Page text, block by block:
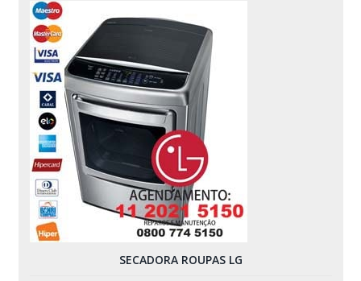
SECADORA ROUPAS LG